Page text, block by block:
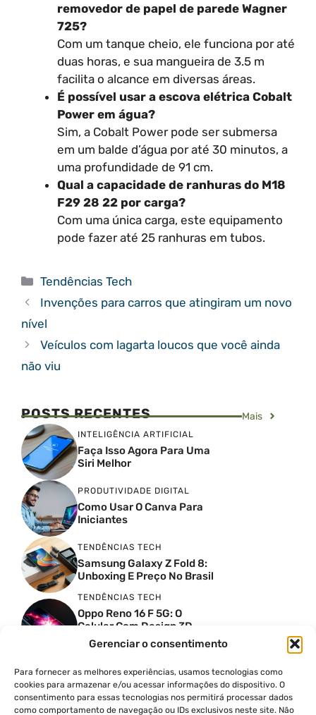
Gerenciar o consentimento
Para fornecer as melhores experiências, usamos tecnologias como
cookies para armazenar e/ou acessar informações do dispositivo. O
consentimento para essas tecnologias nos permitirá processar dados
como comportamento de navegação ou IDs exclusivos neste site. Não
removedor de papel de parede Wagner
725?
Com um tanque cheio, ele funciona por até
duas horas, e sua mangueira de 3.5 m
facilita o alcance em diversas áreas.
É possível usar a escova elétrica Cobalt
Power em água?
Sim, a Cobalt Power pode ser submersa
em um balde d’água por até 30 minutos, a
uma profundidade de 91 cm.
Qual a capacidade de ranhuras do M18
F29 28 22 por carga?
Com uma única carga, este equipamento
pode fazer até 25 ranhuras em tubos.
Categorias
Tendências Tech
Invenções para carros que atingiram um novo
nível
Veículos com lagarta loucos que você ainda
não viu
POSTS RECENTES Mais
INTELIGÊNCIA ARTIFICIAL
Faça Isso Agora Para Uma
Siri Melhor
PRODUTIVIDADE DIGITAL
Como Usar O Canva Para
Iniciantes
TENDÊNCIAS TECH
Samsung Galaxy Z Fold 8:
Unboxing E Preço No Brasil
TENDÊNCIAS TECH
Oppo Reno 16 F 5G: O
Celular Com Design 3D
Surreal E Câmeras De 50
MP
PRODUTIVIDADE DIGITAL
Faca Isso Agora Para Uma
Siri Melhor